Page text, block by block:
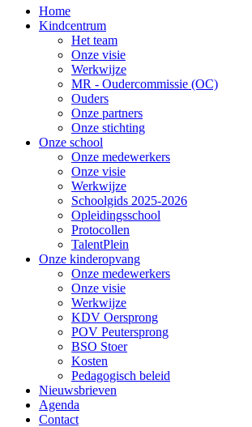
Home
Kindcentrum
Het team
Onze visie
Werkwijze
MR - Oudercommissie (OC)
Ouders
Onze partners
Onze stichting
Onze school
Onze medewerkers
Onze visie
Werkwijze
Schoolgids 2025-2026
Opleidingsschool
Protocollen
TalentPlein
Onze kinderopvang
Onze medewerkers
Onze visie
Werkwijze
KDV Oersprong
POV Peutersprong
BSO Stoer
Kosten
Pedagogisch beleid
Nieuwsbrieven
Agenda
Contact